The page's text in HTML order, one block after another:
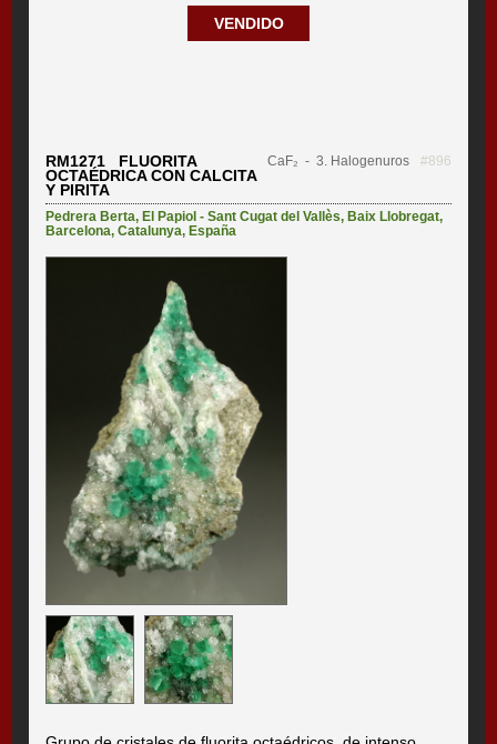
VENDIDO
RM1271 FLUORITA
OCTAÉDRICA CON CALCITA
Y PIRITA
CaF₂ - 3. Halogenuros #896
Pedrera Berta,El Papiol - Sant Cugat del Vallès,Baix Llobregat,
Barcelona,Catalunya,España